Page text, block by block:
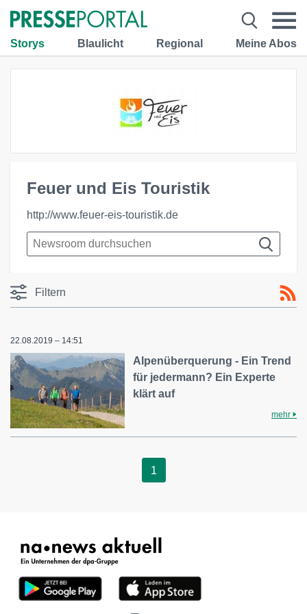
Storys Blaulicht Regional Meine Abos
Feuer und Eis Touristik
http://www.feuer-eis-touristik.de
Filtern
22.08.2019 – 14:51
Alpenüberquerung - Ein Trend
für jedermann? Ein Experte
klärt auf
mehr
1